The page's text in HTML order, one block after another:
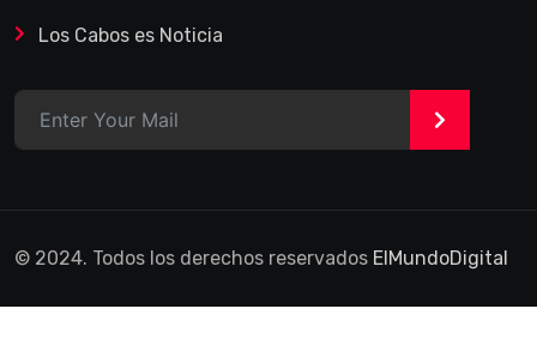
Los Cabos es Noticia
>
© 2024. Todos los derechos reservados ElMundoDigital